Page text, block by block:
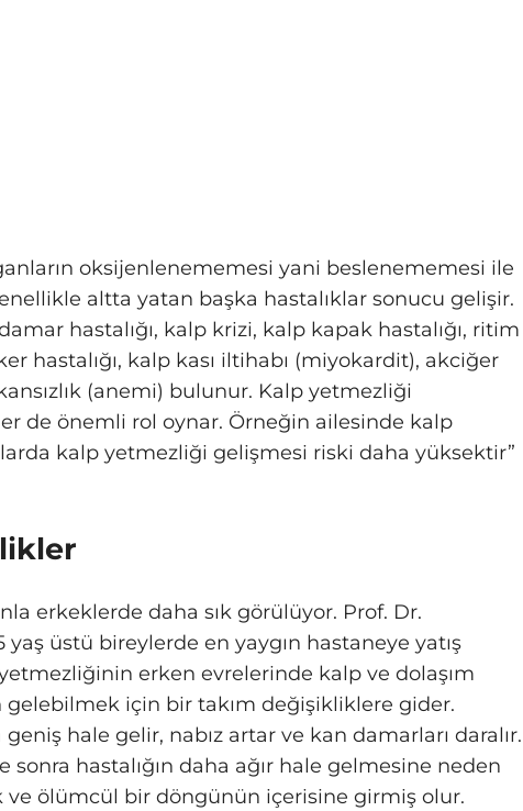
oksijenlenememesi yani beslenememesi ile
altta yatan başka hastalıklar sonucu gelişir.
hastalığı, kalp krizi, kalp kapak hastalığı, ritim
hastalığı, kalp kası iltihabı (miyokardit), akciğer
(anemi) bulunur. Kalp yetmezliği
de önemli rol oynar. Örneğin ailesinde kalp
kalp yetmezliği gelişmesi riski daha yüksektir”
erkeklerde daha sık görülüyor. Prof. Dr.
üstü bireylerde en yaygın hastaneye yatış
erken evrelerinde kalp ve dolaşım
gelebilmek için bir takım değişikliklere gider.
hale gelir, nabız artar ve kan damarları daralır.
sonra hastalığın daha ağır hale gelmesine neden
ve ölümcül bir döngünün içerisine girmiş olur.